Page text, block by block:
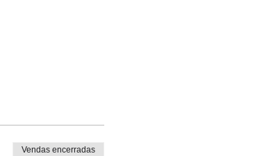
Vendas encerradas